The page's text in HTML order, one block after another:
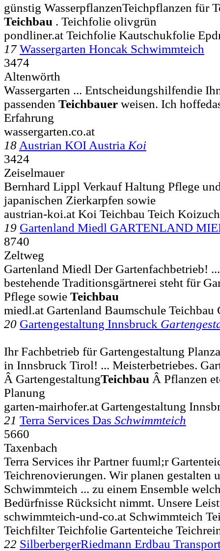
günstig WasserpflanzenTeichpflanzen für
Teichbau . Teichfolie olivgrün
pondliner.at Teichfolie Kautschukfolie
17 Wassergarten Honcak Schwimmteich
3474
Altenwörth
Wassergarten ... Entscheidungshilfendie
passenden Teichbauer weisen. Ich
Erfahrung
wassergarten.co.at
18 Austrian KOI Austria Koi
3424
Zeiselmauer
Bernhard Lippl Verkauf Haltung Pflege
japanischen Zierkarpfen sowie
austrian-koi.at Koi Teichbau Teich
19 Gartenland Miedl GARTENLAND
8740
Zeltweg
Gartenland Miedl Der Gartenfachbetrieb!
bestehende Traditionsgärtnerei steht für
Pflege sowie Teichbau
miedl.at Gartenland Baumschule Teichbau
20 Gartengestaltung Innsbruck
Ihr Fachbetrieb für Gartengestaltung
in Innsbruck Tirol! ... Meisterbetriebes.
Â GartengestaltungTeichbau Â Pflanzen
Planung
garten-mairhofer.at Gartengestaltung
21 Terra Services Das Schwimmteich
5660
Taxenbach
Terra Services ihr Partner fuuml;r
Teichrenovierungen. Wir planen gestalten
Schwimmteich ... zu einem Ensemble
Bedürfnisse Rücksicht nimmt. Unsere
schwimmteich-und-co.at Schwimmteich
Teichfilter Teichfolie Gartenteiche
22 SilberbergerRiedmann Erdbau